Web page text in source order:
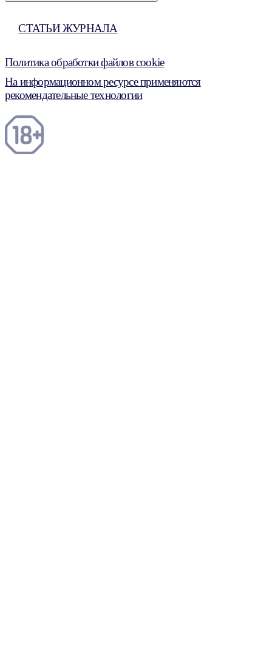
СТАТЬИ ЖУРНАЛА
Политика обработки файлов cookie
На информационном ресурсе применяются
рекомендательные технологии